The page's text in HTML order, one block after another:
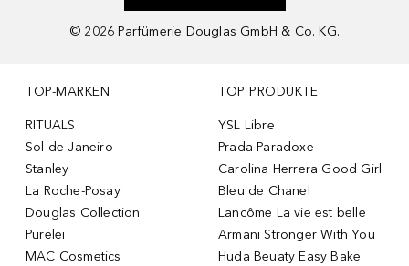
© 2026 Parfümerie Douglas GmbH & Co. KG.
TOP-MARKEN
RITUALS
Sol de Janeiro
Stanley
La Roche-Posay
Douglas Collection
Purelei
MAC Cosmetics
TOP PRODUKTE
YSL Libre
Prada Paradoxe
Carolina Herrera Good Girl
Bleu de Chanel
Lancôme La vie est belle
Armani Stronger With You
Huda Beuaty Easy Bake